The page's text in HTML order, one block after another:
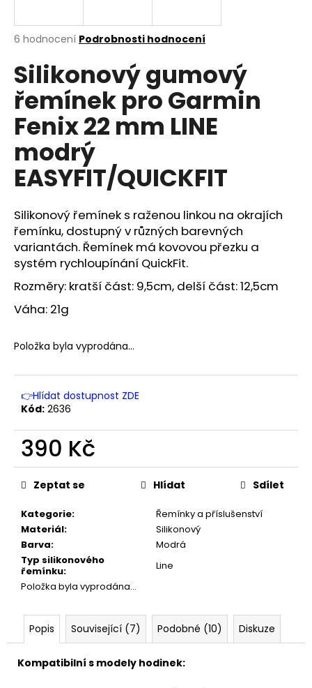
Průměrné
produktu
je
4,7
5
hvězdiček.
6 hodnocení Podrobnosti hodnocení
Silikonový gumový
řemínek pro Garmin
Fenix 22 mm LINE
modrý
EASYFIT/QUICKFIT
Silikonový řemínek s raženou linkou na okrajích
řemínku, dostupný v různých barevných
variantách. Řemínek má kovovou přezku a
systém rychloupínání QuickFit.
Rozměry: kratší část: 9,5cm, delší část: 12,5cm
Váha: 21g
Položka byla vyprodána…
👉Hlídat dostupnost ZDE
Kód: 2636
390 Kč
Měrná
cena:
Kategorie:
Řemínky a příslušenství
Materiál:
Silikonový
Barva:
Modrá
Typ silikonového
řemínku:
Line
Položka byla vyprodána…
Zeptat se Hlídat Sdílet
Popis Související (7) Podobné (10) Diskuze
Kompatibilní s modely hodinek:
j
t
?
D
o
p
o
r
č
j
m
e